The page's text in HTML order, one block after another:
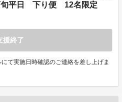
平日 下り便 12名限定
援終了
て実施日時確認のご連絡を差し上げま